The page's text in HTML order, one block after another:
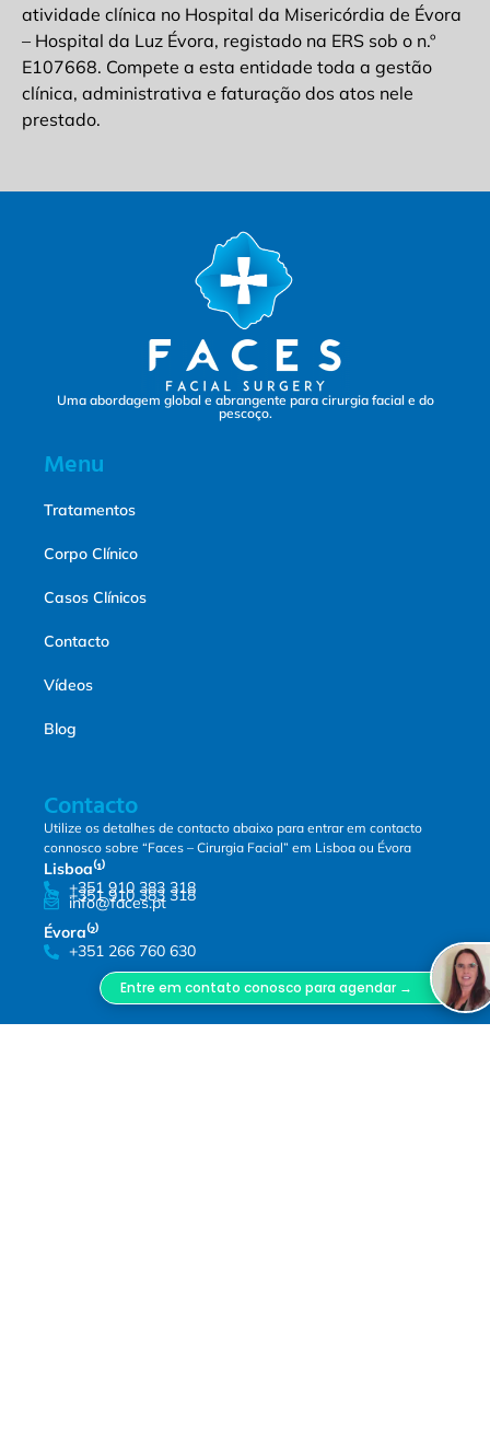
atividade clínica no Hospital da Misericórdia de Évora
– Hospital da Luz Évora, registado na ERS sob o n.º
E107668. Compete a esta entidade toda a gestão
clínica, administrativa e faturação dos atos nele
prestado.
Uma abordagem global e abrangente para cirurgia facial e do
pescoço.
Menu
Tratamentos
Corpo Clínico
Casos Clínicos
Contacto
Vídeos
Blog
Contacto
Utilize os detalhes de contacto abaixo para entrar em contacto
connosco sobre “Faces – Cirurgia Facial” em Lisboa ou Évora
Lisboa⁽¹⁾
+351 910 383 318
+351 910 383 318
info@faces.pt
Évora⁽²⁾
+351 266 760 630
Entre em contato conosco para agendar →